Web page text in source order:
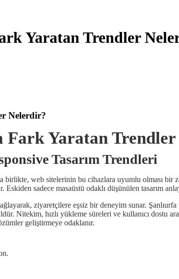
Yaratan Trendler
Nelerdir?
Fark Yaratan
Tasarım Trendleri
birlikte, web sitelerinin bu cihazlara uyumlu olması bir
Eskiden sadece masaüstü odaklı düşünülen tasarım
ziyaretçilere eşsiz bir deneyim sunar.
Nitekim, hızlı yükleme süreleri ve kullanıcı dostu
geliştirmeye odaklanır.